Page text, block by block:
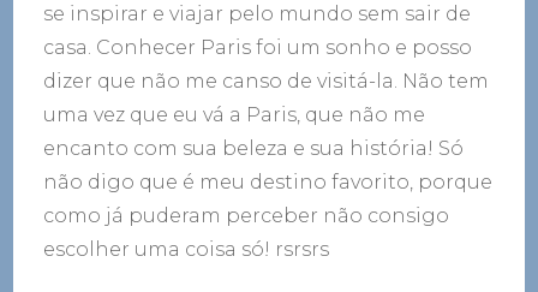
se inspirar e viajar pelo mundo sem sair de
casa. Conhecer Paris foi um sonho e posso
dizer que não me canso de visitá-la. Não tem
uma vez que eu vá a Paris, que não me
encanto com sua beleza e sua história! Só
não digo que é meu destino favorito, porque
como já puderam perceber não consigo
escolher uma coisa só! rsrsrs